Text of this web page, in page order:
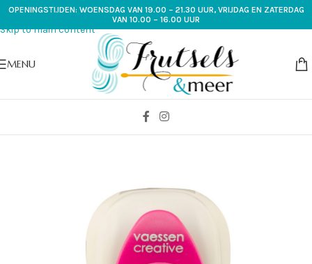
Skip to navigation
Skip to main content
OPENINGSTIJDEN: WOENSDAG VAN 19.00 – 21.30 UUR, VRIJDAG EN ZATERDAG
VAN 10.00 – 16.00 UUR
MENU